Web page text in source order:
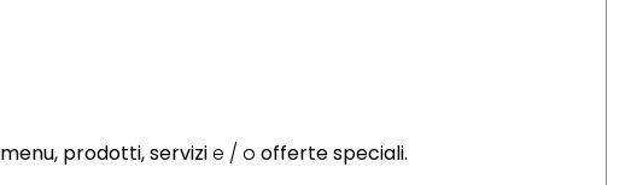
menu, prodotti,servizie / o offerte speciali.